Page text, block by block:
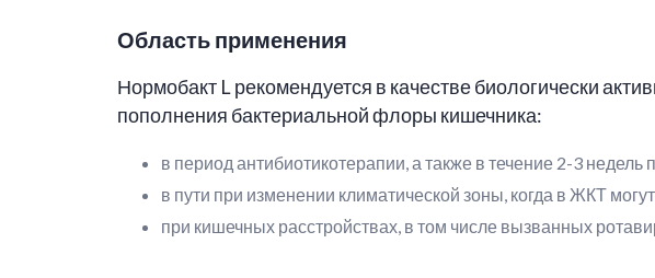
Область применения
Нормобакт L рекомендуется в качестве биологически
пополнения бактериальной флоры кишечника:
в период антибиотикотерапии, а также в течение 2-3
в пути при изменении климатической зоны, когда в ЖКТ
при кишечных расстройствах, в том числе вызванных